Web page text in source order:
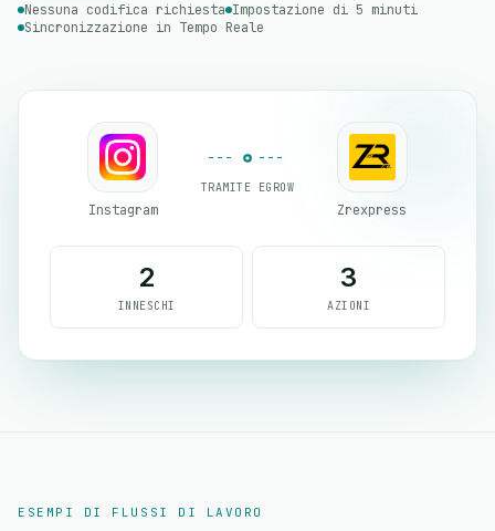
Nessuna codifica richiesta Impostazione di 5 minuti
Sincronizzazione in Tempo Reale
Instagram
TRAMITE EGROW
Zrexpress
2
INNESCHI
3
AZIONI
ESEMPI DI FLUSSI DI LAVORO